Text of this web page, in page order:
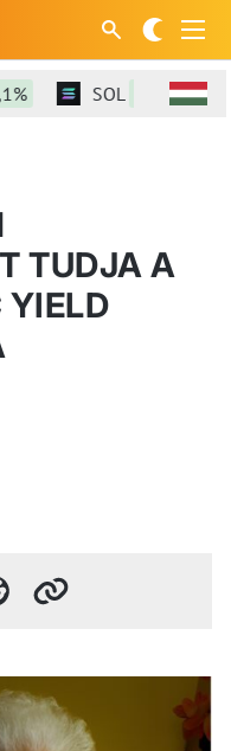
SOL 76,55$
TUDJA A
YIELD